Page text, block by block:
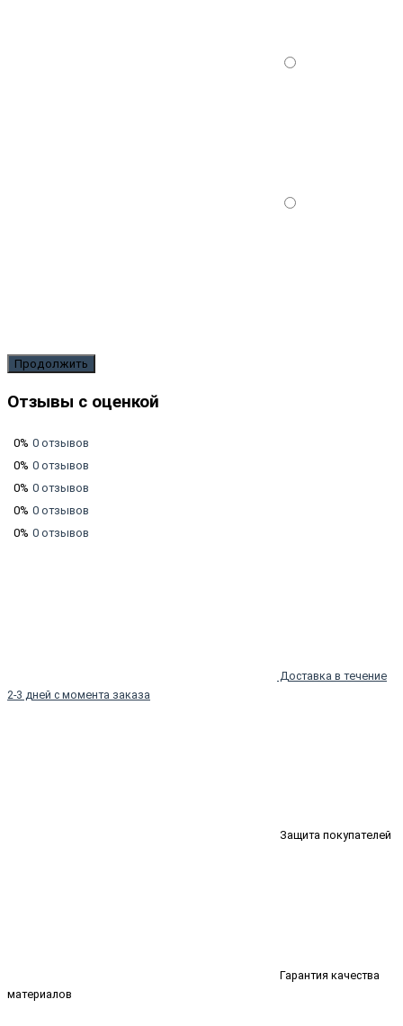
Продолжить
Отзывы с оценкой
0% 0 отзывов
0% 0 отзывов
0% 0 отзывов
0% 0 отзывов
0% 0 отзывов
Доставка в течение
2-3 дней с момента заказа
Защита покупателей
Гарантия качества
материалов